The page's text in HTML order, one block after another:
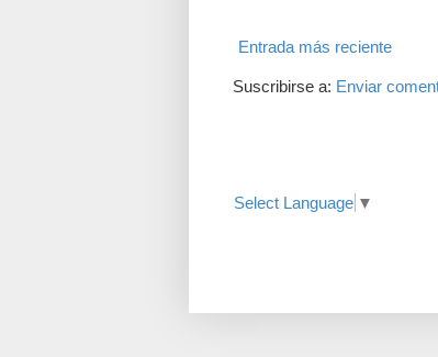
Entrada más reciente
Suscribirse a: Enviar
Select Language ▼